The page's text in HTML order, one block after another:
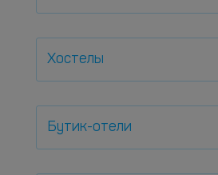
Хостелы
Бутик-отели